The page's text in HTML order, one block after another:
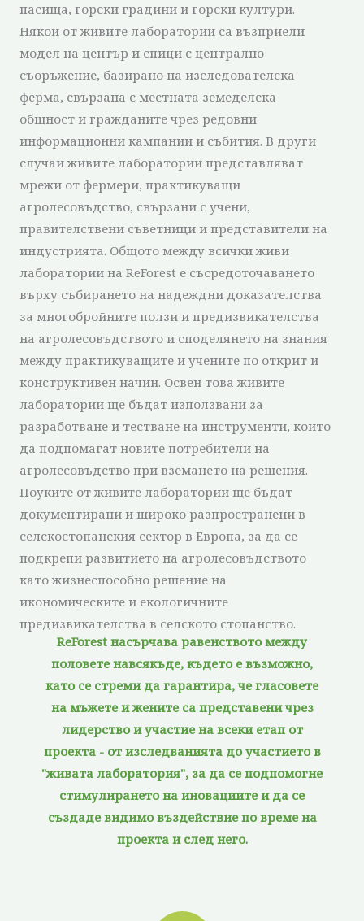
пасища, горски градини и горски култури.
Някои от живите лаборатории са възприели
модел на център и спици с централно
съоръжение, базирано на изследователска
ферма, свързана с местната земеделска
общност и гражданите чрез редовни
информационни кампании и събития. В други
случаи живите лаборатории представляват
мрежи от фермери, практикуващи
агролесовъдство, свързани с учени,
правителствени съветници и представители на
индустрията. Общото между всички живи
лаборатории на ReForest е съсредоточаването
върху събирането на надеждни доказателства
за многобройните ползи и предизвикателства
на агролесовъдството и споделянето на знания
между практикуващите и учените по открит и
конструктивен начин. Освен това живите
лаборатории ще бъдат използвани за
разработване и тестване на инструменти, които
да подпомагат новите потребители на
агролесовъдство при вземането на решения.
Поуките от живите лаборатории ще бъдат
документирани и широко разпространени в
селскостопанския сектор в Европа, за да се
подкрепи развитието на агролесовъдството
като жизнеспособно решение на
икономическите и екологичните
предизвикателства в селското стопанство.
ReForest насърчава равенството между
половете навсякъде, където е възможно,
като се стреми да гарантира, че гласовете
на мъжете и жените са представени чрез
лидерство и участие на всеки етап от
проекта - от изследванията до участието в
"живата лаборатория", за да се подпомогне
стимулирането на иновациите и да се
създаде видимо въздействие по време на
проекта и след него.